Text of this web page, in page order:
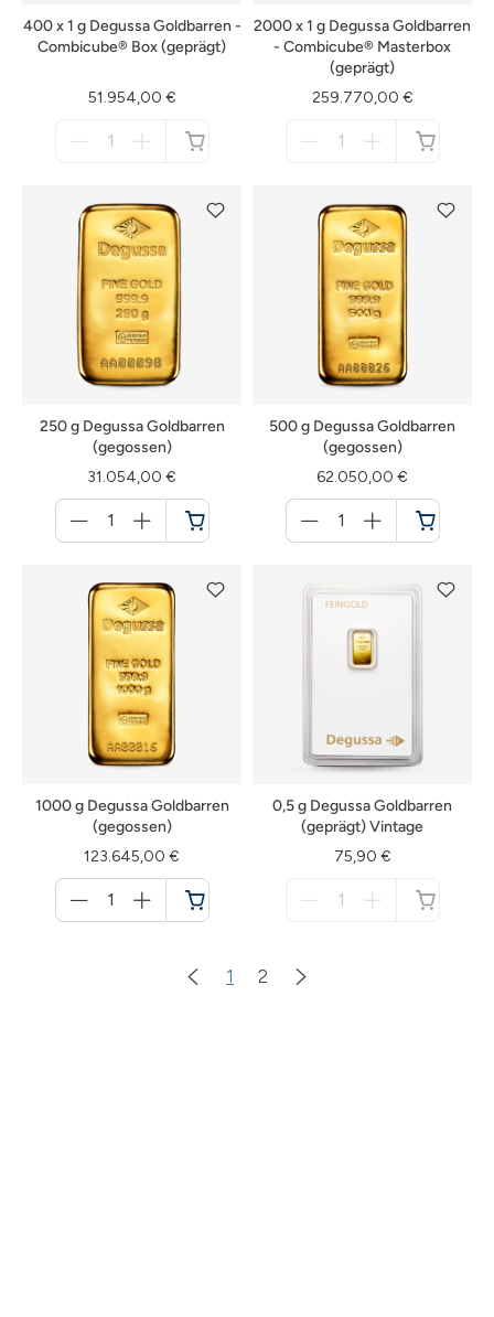
400 x 1 g Degussa Goldbarren -
Combicube® Box (geprägt)
51.954,00 €
2000 x 1 g Degussa Goldbarren
- Combicube® Masterbox
(geprägt)
259.770,00 €
250 g Degussa Goldbarren
(gegossen)
31.054,00 €
für
Warenkorb
500 g Degussa Goldbarren
(gegossen)
62.050,00 €
für
Warenkorb
1000 g Degussa Goldbarren
(gegossen)
123.645,00 €
für
Warenkorb
0,5 g Degussa Goldbarren
(geprägt) Vintage
75,90 €
1 2